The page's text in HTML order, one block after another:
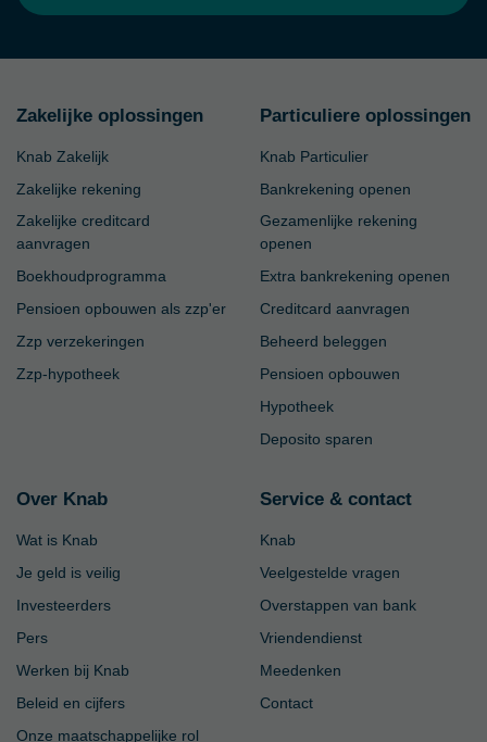
Zakelijke oplossingen
Knab Zakelijk
Zakelijke rekening
Zakelijke creditcard
aanvragen
Boekhoudprogramma
Pensioen opbouwen als zzp'er
Zzp verzekeringen
Zzp-hypotheek
Particuliere oplossingen
Knab Particulier
Bankrekening openen
Gezamenlijke rekening
openen
Extra bankrekening openen
Creditcard aanvragen
Beheerd beleggen
Pensioen opbouwen
Hypotheek
Deposito sparen
Over Knab
Wat is Knab
Je geld is veilig
Investeerders
Pers
Werken bij Knab
Beleid en cijfers
Onze maatschappelijke rol
Service & contact
Knab
Veelgestelde vragen
Overstappen van bank
Vriendendienst
Meedenken
Contact